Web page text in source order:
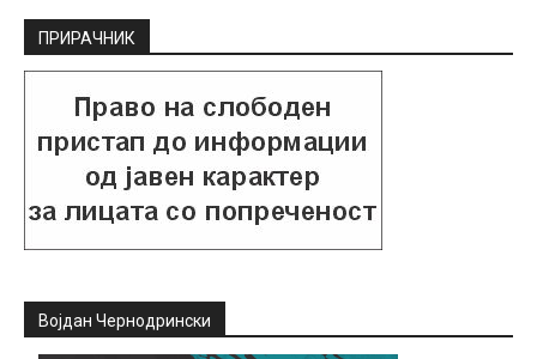
ПРИРАЧНИК
Војдан Чернодрински